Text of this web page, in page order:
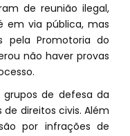
de reunião ilegal,
em via pública, mas
pela Promotoria do
não haver provas
de defesa da
direitos civis. Além
por infrações de